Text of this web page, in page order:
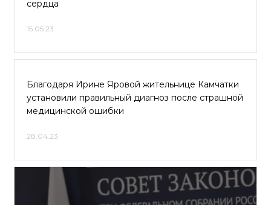
сердца
15.05.23
Благодаря Ирине Яровой жительнице Камчатки
установили правильный диагноз после страшной
медицинской ошибки
28.04.23